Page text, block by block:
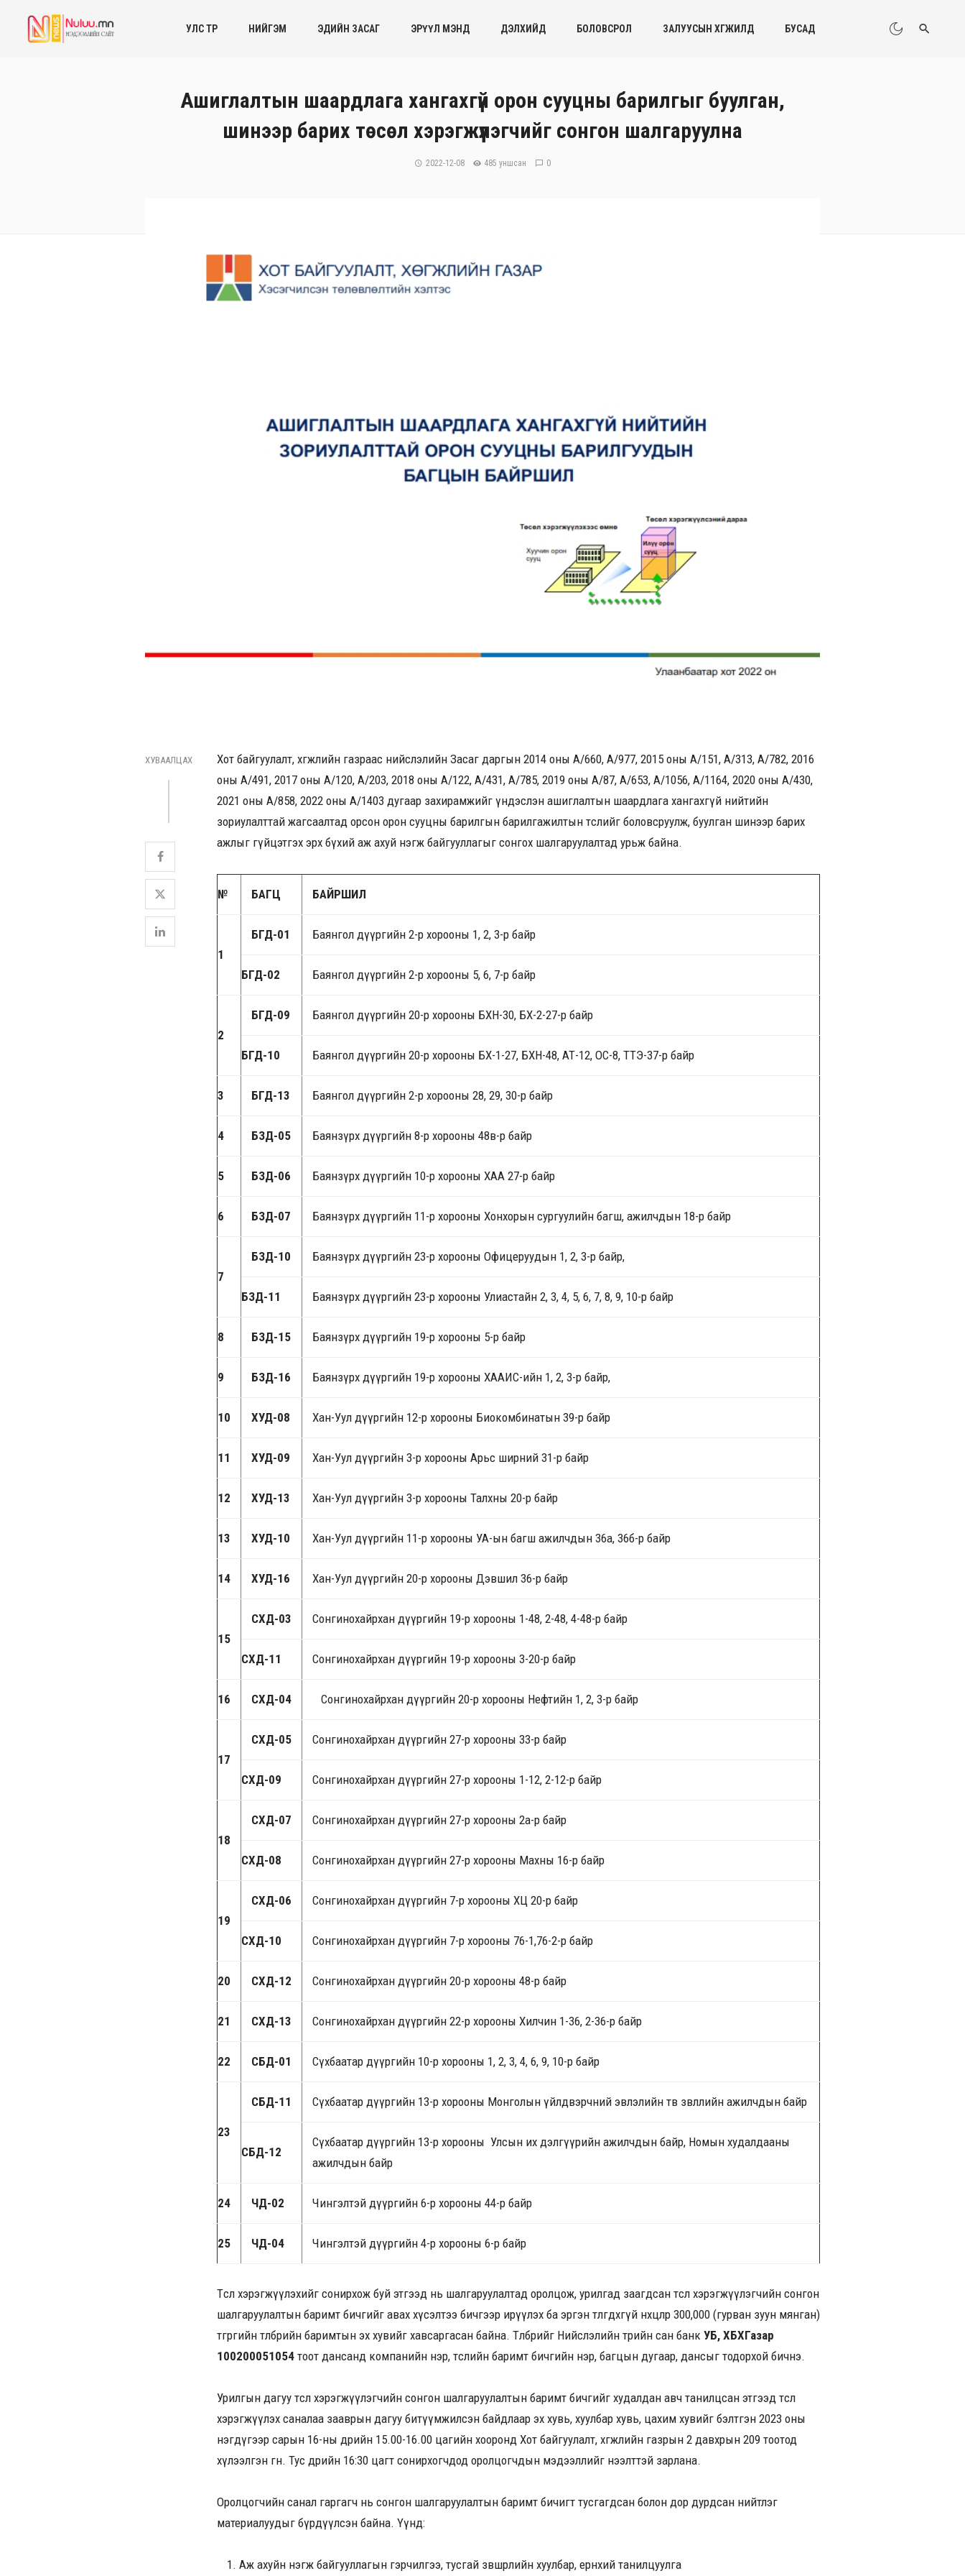
УЛС ТӨР НИЙГЭМ ЭДИЙН ЗАСАГ ЭРҮҮЛ МЭНД ДЭЛХИЙД БОЛОВСРОЛ ЗАЛУУСЫН ХӨГЖИЛД БУСАД
Ашиглалтын шаардлага хангахгүй орон сууцны барилгыг буулган,
шинээр барих төсөл хэрэгжүүлэгчийг сонгон шалгаруулна
2022-12-08 485 уншсан 0
ХУВААЛЦАХ
Хот байгуулалт, хөгжлийн газраас нийслэлийн Засаг даргын 2014 оны А/660, А/977, 2015 оны А/151, А/313, А/782, 2016
оны А/491, 2017 оны А/120, А/203, 2018 оны А/122, А/431, А/785, 2019 оны А/87, А/653, А/1056, А/1164, 2020 оны А/430,
2021 оны А/858, 2022 оны А/1403 дугаар захирамжийг үндэслэн ашиглалтын шаардлага хангахгүй нийтийн
зориулалттай жагсаалтад орсон орон сууцны барилгын барилгажилтын төслийг боловсруулж, буулган шинээр барих
ажлыг гүйцэтгэх эрх бүхий аж ахуй нэгж байгууллагыг сонгох шалгаруулалтад урьж байна.
№ БАГЦ БАЙРШИЛ
1
БГД-01 Баянгол дүүргийн 2-р хорооны 1, 2, 3-р байр
БГД-02 Баянгол дүүргийн 2-р хорооны 5, 6, 7-р байр
2
БГД-09 Баянгол дүүргийн 20-р хорооны БХН-30, БХ-2-27-р байр
БГД-10 Баянгол дүүргийн 20-р хорооны БХ-1-27, БХН-48, АТ-12, ОС-8, ТТЭ-37-р байр
3 БГД-13 Баянгол дүүргийн 2-р хорооны 28, 29, 30-р байр
4 БЗД-05 Баянзүрх дүүргийн 8-р хорооны 48в-р байр
5 БЗД-06 Баянзүрх дүүргийн 10-р хорооны ХАА 27-р байр
6 БЗД-07 Баянзүрх дүүргийн 11-р хорооны Хонхорын сургуулийн багш, ажилчдын 18-р байр
7
БЗД-10 Баянзүрх дүүргийн 23-р хорооны Офицеруудын 1, 2, 3-р байр,
БЗД-11 Баянзүрх дүүргийн 23-р хорооны Улиастайн 2, 3, 4, 5, 6, 7, 8, 9, 10-р байр
8 БЗД-15 Баянзүрх дүүргийн 19-р хорооны 5-р байр
9 БЗД-16 Баянзүрх дүүргийн 19-р хорооны ХААИС-ийн 1, 2, 3-р байр,
10 ХУД-08 Хан-Уул дүүргийн 12-р хорооны Биокомбинатын 39-р байр
11 ХУД-09 Хан-Уул дүүргийн 3-р хорооны Арьс ширний 31-р байр
12 ХУД-13 Хан-Уул дүүргийн 3-р хорооны Талхны 20-р байр
13 ХУД-10 Хан-Уул дүүргийн 11-р хорооны УА-ын багш ажилчдын 36а, 36б-р байр
14 ХУД-16 Хан-Уул дүүргийн 20-р хорооны Дэвшил 36-р байр
15
СХД-03 Сонгинохайрхан дүүргийн 19-р хорооны 1-48, 2-48, 4-48-р байр
СХД-11 Сонгинохайрхан дүүргийн 19-р хорооны 3-20-р байр
16 СХД-04 Сонгинохайрхан дүүргийн 20-р хорооны Нефтийн 1, 2, 3-р байр
17
СХД-05 Сонгинохайрхан дүүргийн 27-р хорооны 33-р байр
СХД-09 Сонгинохайрхан дүүргийн 27-р хорооны 1-12, 2-12-р байр
18
СХД-07 Сонгинохайрхан дүүргийн 27-р хорооны 2а-р байр
СХД-08 Сонгинохайрхан дүүргийн 27-р хорооны Махны 16-р байр
19
СХД-06 Сонгинохайрхан дүүргийн 7-р хорооны ХЦ 20-р байр
СХД-10 Сонгинохайрхан дүүргийн 7-р хорооны 76-1,76-2-р байр
20 СХД-12 Сонгинохайрхан дүүргийн 20-р хорооны 48-р байр
21 СХД-13 Сонгинохайрхан дүүргийн 22-р хорооны Хилчин 1-36, 2-36-р байр
22 СБД-01 Сүхбаатар дүүргийн 10-р хорооны 1, 2, 3, 4, 6, 9, 10-р байр
23
СБД-11 Сүхбаатар дүүргийн 13-р хорооны Монголын үйлдвэрчний эвлэлийн төв зөвлөлийн ажилчдын байр
СБД-12
Сүхбаатар дүүргийн 13-р хорооны Улсын их дэлгүүрийн ажилчдын байр, Номын худалдааны
ажилчдын байр
24 ЧД-02 Чингэлтэй дүүргийн 6-р хорооны 44-р байр
25 ЧД-04 Чингэлтэй дүүргийн 4-р хорооны 6-р байр
Төсөл хэрэгжүүлэхийг сонирхож буй этгээд нь шалгаруулалтад оролцож, урилгад заагдсан төсөл хэрэгжүүлэгчийн сонгон
шалгаруулалтын баримт бичгийг авах хүсэлтээ бичгээр ирүүлэх ба эргэн төлөгдөхгүй нөхцөлөөр 300,000 (гурван зуун мянган)
төгрөгийн төлбөрийн баримтын эх хувийг хавсаргасан байна. Төлбөрийг Нийслэлийн төрийн сан банк УБ, ХБХГазар
100200051054 тоот дансанд компанийн нэр, төслийн баримт бичгийн нэр, багцын дугаар, дансыг тодорхой бичнэ.
Урилгын дагуу төсөл хэрэгжүүлэгчийн сонгон шалгаруулалтын баримт бичгийг худалдан авч танилцсан этгээд төсөл
хэрэгжүүлэх саналаа зааврын дагуу битүүмжилсэн байдлаар эх хувь, хуулбар хувь, цахим хувийг бэлтгэн 2023 оны
нэгдүгээр сарын 16-ны өдрийн 15.00-16.00 цагийн хооронд Хот байгуулалт, хөгжлийн газрын 2 давхрын 209 тоотод
хүлээлгэн өгнө. Тус өдрийн 16:30 цагт сонирхогчдод оролцогчдын мэдээллийг нээлттэй зарлана.
Оролцогчийн санал гаргагч нь сонгон шалгаруулалтын баримт бичигт тусгагдсан болон дор дурдсан нийтлэг
материалуудыг бүрдүүлсэн байна. Үүнд:
Аж ахуйн нэгж байгууллагын гэрчилгээ, тусгай зөвшөөрлийн хуулбар, ерөнхий танилцуулга